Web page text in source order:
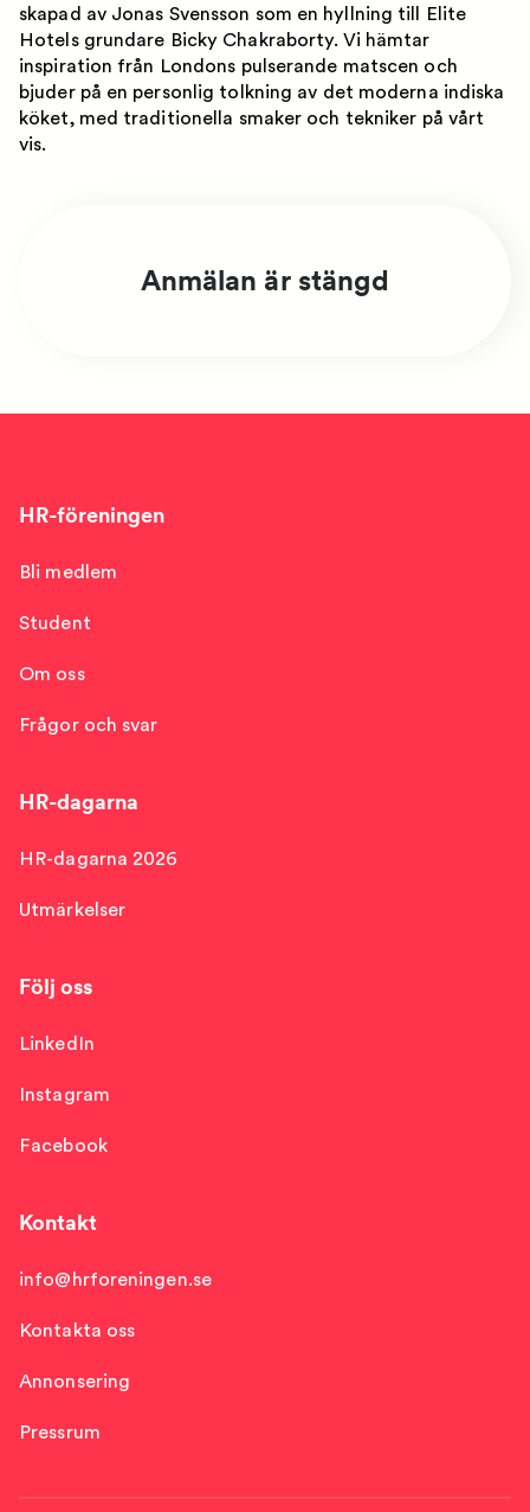
skapad av Jonas Svensson som en hyllning till Elite
Hotels grundare Bicky Chakraborty. Vi hämtar
inspiration från Londons pulserande matscen och
bjuder på en personlig tolkning av det moderna indiska
köket, med traditionella smaker och tekniker på vårt
vis.
Anmälan är stängd
HR-föreningen
Bli medlem
Student
Om oss
Frågor och svar
HR-dagarna
HR-dagarna 2026
Utmärkelser
Följ oss
LinkedIn
Instagram
Facebook
Kontakt
info@hrforeningen.se
Kontakta oss
Annonsering
Pressrum